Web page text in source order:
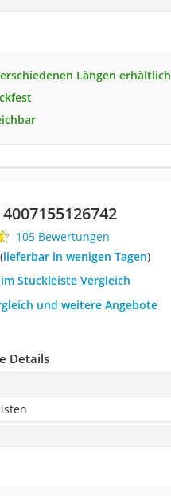
Längen erhältlich
105 Bewertungen
Lieferbar in wenigen Tagen)
Stuckleiste Vergleich
und weitere Angebote
Details